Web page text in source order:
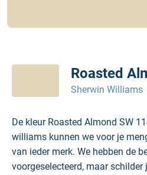
Roasted
Sherwin Williams
De kleur Roasted Almond SW
williams kunnen we voor je
van ieder merk. We hebben de
voorgeselecteerd, maar schilder